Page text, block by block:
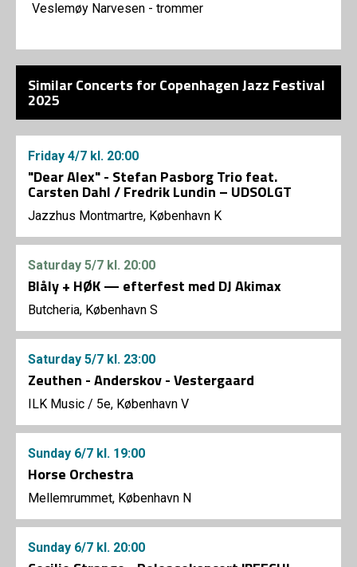
Veslemøy Narvesen - trommer
Similar Concerts for Copenhagen Jazz Festival
2025
Friday 4/7 kl. 20:00
"Dear Alex" - Stefan Pasborg Trio feat.
Carsten Dahl / Fredrik Lundin – UDSOLGT
Jazzhus Montmartre, København K
Saturday 5/7 kl. 20:00
Blåly + HØK — efterfest med DJ Akimax
Butcheria, København S
Saturday 5/7 kl. 23:00
Zeuthen - Anderskov - Vestergaard
ILK Music / 5e, København V
Sunday 6/7 kl. 19:00
Horse Orchestra
Mellemrummet, København N
Sunday 6/7 kl. 20:00